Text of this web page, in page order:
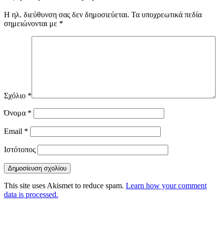
Η ηλ. διεύθυνση σας δεν δημοσιεύεται. Τα υποχρεωτικά πεδία
σημειώνονται με *
Σχόλιο *
Όνομα *
Email *
Ιστότοπος
This site uses Akismet to reduce spam. Learn how your comment
data is processed.